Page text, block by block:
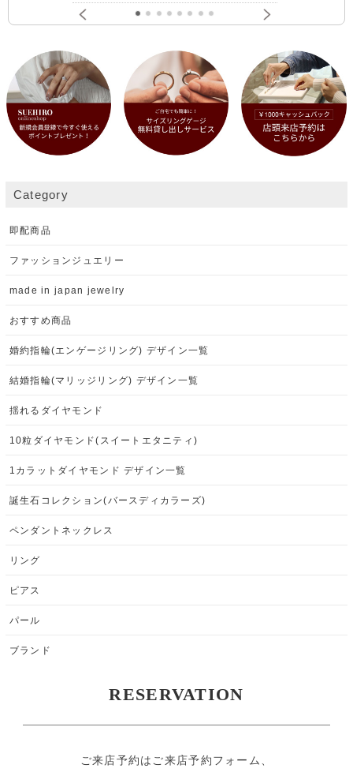
Category
即配商品
ファッションジュエリー
made in japan jewelry
おすすめ商品
婚約指輪(エンゲージリング) デザイン一覧
結婚指輪(マリッジリング) デザイン一覧
揺れるダイヤモンド
10粒ダイヤモンド(スイートエタニティ)
1カラットダイヤモンド デザイン一覧
誕生石コレクション(バースディカラーズ)
ペンダントネックレス
リング
ピアス
パール
ブランド
RESERVATION
ご来店予約はご来店予約フォーム、